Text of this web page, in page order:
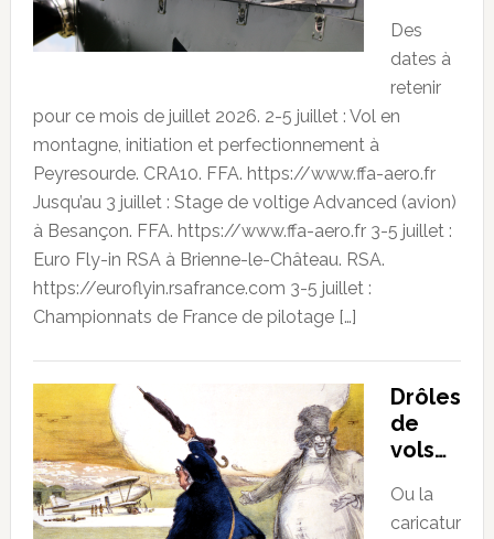
Des
dates à
retenir
pour ce mois de juillet 2026. 2-5 juillet : Vol en
montagne, initiation et perfectionnement à
Peyresourde. CRA10. FFA. https://www.ffa-aero.fr
Jusqu’au 3 juillet : Stage de voltige Advanced (avion)
à Besançon. FFA. https://www.ffa-aero.fr 3-5 juillet :
Euro Fly-in RSA à Brienne-le-Château. RSA.
https://euroflyin.rsafrance.com 3-5 juillet :
Championnats de France de pilotage […]
Drôles
de
vols…
Ou la
caricatur